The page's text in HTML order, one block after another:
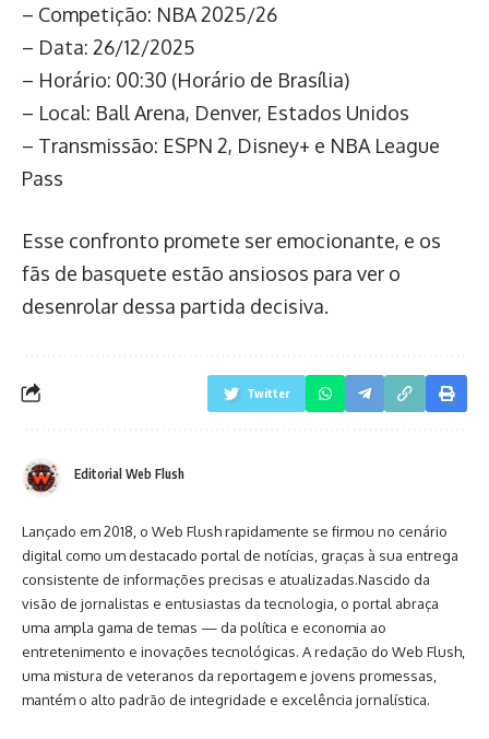
– Competição: NBA 2025/26
– Data: 26/12/2025
– Horário: 00:30 (Horário de Brasília)
– Local: Ball Arena, Denver, Estados Unidos
– Transmissão: ESPN 2, Disney+ e NBA League
Pass
Esse confronto promete ser emocionante, e os
fãs de basquete estão ansiosos para ver o
desenrolar dessa partida decisiva.
Twitter
Editorial Web Flush
Lançado em 2018, o Web Flush rapidamente se firmou no cenário
digital como um destacado portal de notícias, graças à sua entrega
consistente de informações precisas e atualizadas.Nascido da
visão de jornalistas e entusiastas da tecnologia, o portal abraça
uma ampla gama de temas — da política e economia ao
entretenimento e inovações tecnológicas. A redação do Web Flush,
uma mistura de veteranos da reportagem e jovens promessas,
mantém o alto padrão de integridade e excelência jornalística.